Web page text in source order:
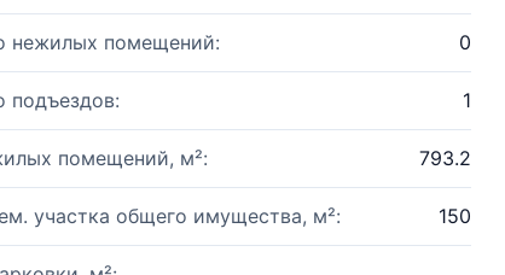
нежилых помещений: 0
подъездов: 1
помещений, м²: 793.2
участка общего имущества, м²: 150